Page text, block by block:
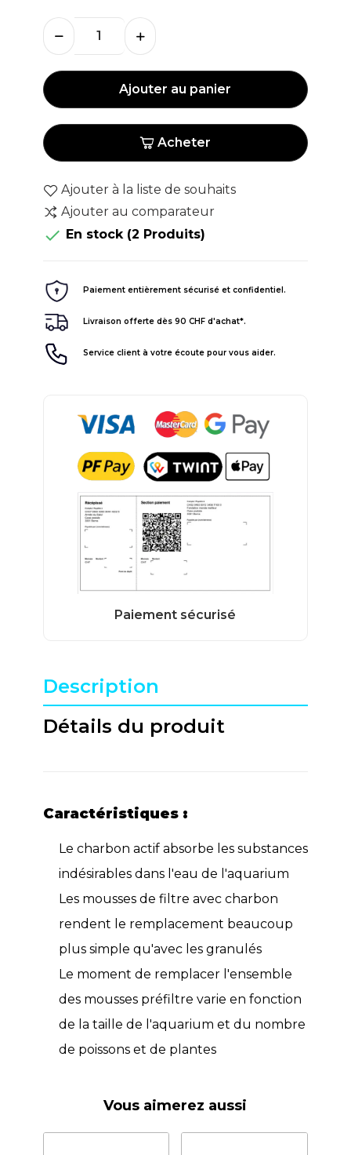
Ajouter au panier
Acheter
Ajouter à la liste de souhaits
Ajouter au comparateur
 En stock (2 Produits)
Paiement entièrement sécurisé et confidentiel.
Livraison offerte dès 90 CHF d'achat*.
Service client à votre écoute pour vous aider.
Description
Détails du produit
Caractéristiques :
Le charbon actif absorbe les substances
indésirables dans l'eau de l'aquarium
Les mousses de filtre avec charbon
rendent le remplacement beaucoup
plus simple qu'avec les granulés
Le moment de remplacer l'ensemble
des mousses préfiltre varie en fonction
de la taille de l'aquarium et du nombre
de poissons et de plantes
Vous aimerez aussi